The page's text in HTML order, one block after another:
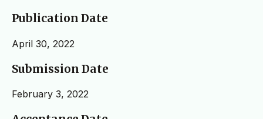
Publication Date
April 30, 2022
Submission Date
February 3, 2022